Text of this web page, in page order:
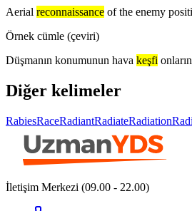
Aerial reconnaissance of the enemy
Örnek cümle (çeviri)
Düşmanın konumunun hava keşfi
Diğer kelimeler
RabiesRaceRadiantRadiateRadiation
İletişim Merkezi (09.00 - 22.00)